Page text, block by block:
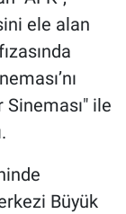
ele alan
ile
Büyük